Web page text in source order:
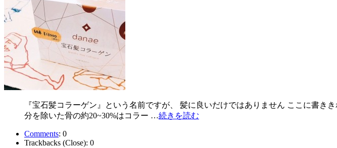
『宝石髪コラーゲン』という名前ですが、 髪に良いだけではありません ここに書
分を除いた骨の約20~30%はコラー …続きを読む
Comments: 0
Trackbacks (Close): 0